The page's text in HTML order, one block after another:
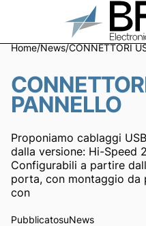
Home/News/CONNETTORI
PANNELLO
Proponiamo cablaggi
dalla versione: Hi-Speed
Configurabili a partire
porta, con montaggio da
con
PubblicatosuNews